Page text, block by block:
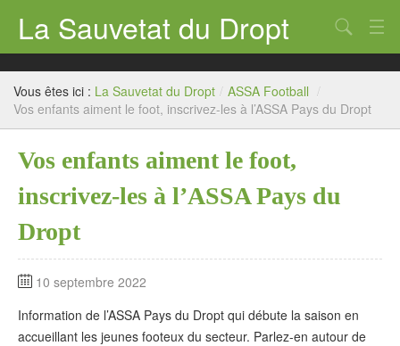
La Sauvetat du Dropt
Accueil
Mairie
Archives
Agenda 2026
Contact
Chercher
Vous êtes ici : La Sauvetat du Dropt / ASSA Football /
Vos enfants aiment le foot, inscrivez-les à l’ASSA Pays du Dropt
Vos enfants aiment le foot,
inscrivez-les à l’ASSA Pays du
Dropt
10 septembre 2022
Information de l’ASSA Pays du Dropt qui débute la saison en
accueillant les jeunes footeux du secteur. Parlez-en autour de